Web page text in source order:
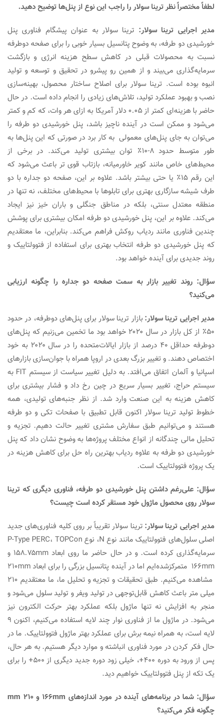
لطفاً مختصراً نظر ترینا سولار را راجب این نوع از پنل‌ها توضیح دهید.
مدیر اجرایی ترینا سولار:ترینا سولار به عنوان پیشگام فناوری پنل
خورشیدی دو طرفه، به وضوح پتانسیل بسیار خوبی را برای صفحه دوطرفه
نسبت به محصولات قبلی در کاهش سطح هزینه انرژی و بازگشت
سرمایه‌گذاری می‌بیند و از همین رو پیشرو در تحقیق و توسعه و تولید
انبوه بوده است. ترینا سولار برای اصلاح ساختار محصول، بهینه‌سازی
نصب و بهبود عملکرد تولید، تلاش‌های زیادی را انجام داده است. در حال
حاضر با هزینه‌ای کمتر از ۰.۰۵ دلار آمریکا به ازای هر وات، که کم و کمتر
می‌شود و ممکن است در آینده ناچیز باشد، پنل خورشیدی دو طرفه را
می‌توان به جای پنل‌های معمولی به کار برد در صورتی که این پنل‌ها به
طور متوسط حدود ۸-۱۰٪ توان بیشتری تولید می‌کند. در برخی از
محیط‌های خاص مانند کویر خاورمیانه، بازتاب قوی تر باعث می‌شود که
این رقم ۱۵٪ یا حتی بیشتر باشد. علاوه بر این، صفحه دو جداره با دو
طرف شیشه سازگاری بهتری برای تابلوها با محیط‌های مختلف، نه تنها در
منطقه معتدل سنتی، بلکه در مناطق جنگلی و باران خیز نیز ایجاد
می‌کند. علاوه بر این، پنل خورشیدی دو طرفه امکان بیشتری برای پوشش
چندین فناوری مانند ردیاب روکش فراهم می‌کند. بنابراین، ما معتقدیم
که پنل خورشیدی دو طرفه انتخاب بهتری برای استفاده از فتوولتاییک و
روند جدیدی برای آینده خواهد بود.
سؤال: روند تغییر بازار به سمت صفحه دو جداره را چگونه ارزیابی
می‌کنید؟
مدیر اجرایی ترینا سولار:بازار ترینا سولار برای پنل‌های دوطرفه، در حدود
۵۰٪ از کل بازار در سال ۲۰۲۰ خواهد بود ما تخمین می‌زنیم که پنل‌های
دوطرفه حداقل ۴۰ درصد از بازار ایالات‌متحده را در سال ۲۰۲۰ به خود
اختصاص دهند. و تغییر بزرگ بعدی در اروپا همراه با جوان‌سازی بازارهای
اسپانیا و آلمان اتفاق می‌افتد. به دلیل تغییر سیاست از سیستم FIT به
سیستم حراج، تغییر بسیار سریع در چین رخ داد و فشار بیشتری برای
کاهش هزینه به این صنعت وارد شد. از نظر جنبه‌های تولیدی، همه
خطوط تولید ترینا سولار اکنون قابل تطبیق با صفحات تکی و دو طرفه
هستند و می‌توانیم طبق سفارش‌ مشتری تغییر حالت دهیم. تجزیه و
تحلیل مالی چندگانه از انواع مختلف پروژه‌ها به وضوح نشان داد که پنل
خورشیدی دو طرفه به علاوه ردیاب بهترین راه حل برای کاهش هزینه در
یک پروژه فتوولتاییک است.
سؤال: علی‌رغم داشتن پنل خورشیدی دو طرفه، فناوری دیگری که ترینا
سولار روی محصول ماژول خود مستقر کرده است چیست؟
مدیر اجرایی ترینا سولار:ترینا سولار تقریباً بر روی کلیه فناوری‌های جدید
اصلی سلول‌های فتوولتاییک مانند نوع N، نوع P-Type PERC، TOPCon
سرمایه‌گذاری کرده است. و در حال حاضر ما روی ابعاد ۱۵۸.۷۵mm و
۱۶۶mm متمرکزشده‌ایم اما در آینده پتانسیل بزرگی را برای ابعاد ۲۱۰mm
مشاهده می‌کنیم. طبق تحقیقات و تجزیه و تحلیل ما، ما معتقدیم ۲۱۰
میلی متر باعث کاهش قابل‌توجهی در تولید ویفر و تولید سلول می‌شود و
منجر به افزایش نه تنها ماژول بلکه عملکرد بهتر حرکت الکترون نیز
می‌شود. در ماژول ما از فناوری نوار چند لایه استفاده می‌کنیم، اکنون ۹
لایه است، به همراه نیمه برش برای عملکرد بهتر ماژول فتوولتاییک. ما در
حال فکر کردن در مورد فناوری انباشته و موارد دیگر هستیم. به هر حال،
پس از ورود به دوره ۴۰۰+، خیلی زود دوره جدید دیگری از ۵۰۰+ را برای
یک تکه از پنل فتوولتاییک خواهیم دید.
سؤال: شما در برنامه‌های آینده در مورد اندازه‌های ۱۶۶mm و ۲۱۰
mm
چگونه فکر می‌کنید؟